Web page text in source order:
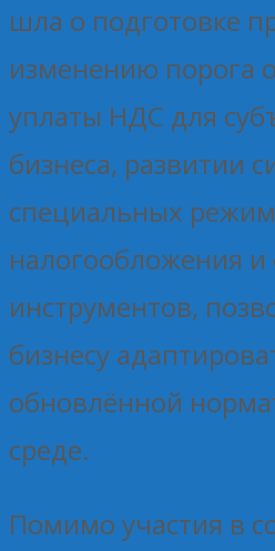
шла о подготовке
изменению порога
уплаты НДС для
бизнеса, развитии
специальных
налогообложения
инструментов,
бизнесу
обновлённой
среде.
Помимо участия в